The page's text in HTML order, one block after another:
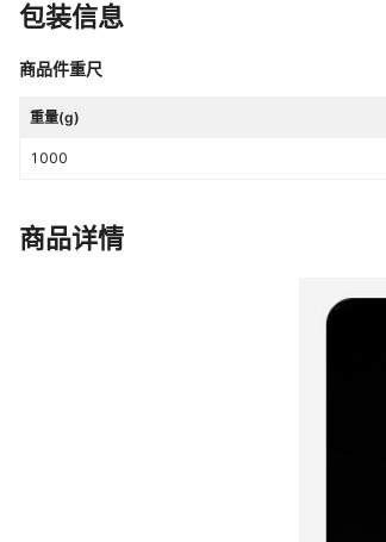
包装信息
商品件重尺
重量(g)
1000
商品详情